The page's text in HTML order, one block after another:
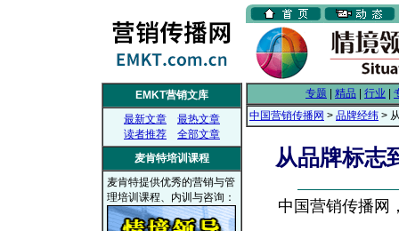
EMKT营销文库
最新文章
最热文章
读者推荐
全部文章
麦肯特培训课程
麦肯特提供优秀的营销与管
理培训课程、内训与咨询：
专题 精品 行业
中国营销传播网 > 品牌经纬 >
从品牌标
中国营销传播网